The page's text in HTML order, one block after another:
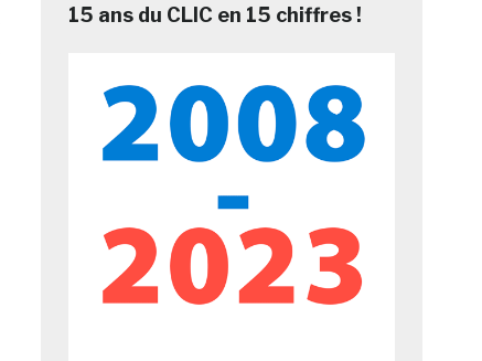
15 ans du CLIC en 15 chiffres !